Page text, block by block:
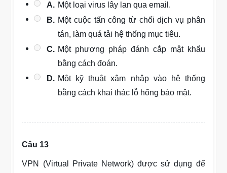
A. Một loại virus lây lan qua email.
B. Một cuộc tấn công từ chối dịch vụ phân
tán, làm quá tải hệ thống mục tiêu.
C. Một phương pháp đánh cắp mật khẩu
bằng cách đoán.
D. Một kỹ thuật xâm nhập vào hệ thống
bằng cách khai thác lỗ hổng bảo mật.
Câu 13
VPN (Virtual Private Network) được sử dụng để